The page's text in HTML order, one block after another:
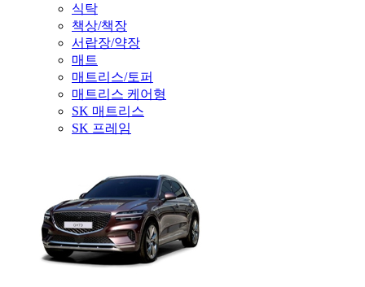
식탁
책상/책장
서랍장/약장
매트
매트리스/토퍼
매트리스 케어형
SK 매트리스
SK 프레임